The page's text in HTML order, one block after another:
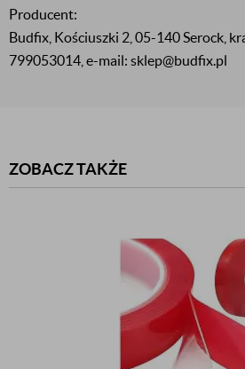
Producent:
Budfix, Kościuszki 2, 05-140 Serock,
799053014, e-mail: sklep@budfix.pl
ZOBACZ TAKŻE